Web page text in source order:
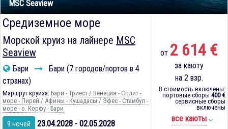
MSC Seaview
Средиземное море
Морской круиз на лайнере MSC
Seaview
Бари
Бари (7 городов/портов в 4
странах)
Маршрут круиза: Бари - Триест / Венеция - Сплит -
море - Пирей / Афины - Кушадасы / Эфес - Стамбул -
море - о. Корфу - Бари
9 ночей 23.04.2028 - 02.05.2028
от 2 614 €
за каюту
на 2 взр.
В стоимость включены:
портовые сборы 400 €
сервисные сборы
включены
все каюты